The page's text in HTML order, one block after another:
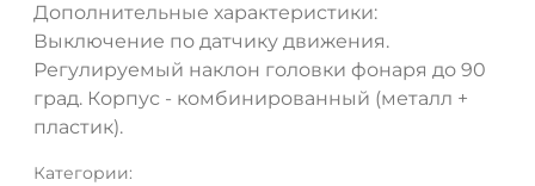
Дополнительные характеристики:
Выключение по датчику движения.
Регулируемый наклон головки фонаря до 90
град. Корпус - комбинированный (металл +
пластик).
Категории: